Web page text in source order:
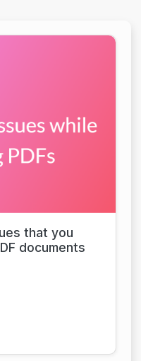
that you
documents